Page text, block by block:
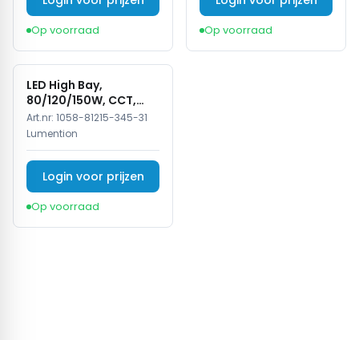
commerciële ruimtes met deLUMENTION 60° PC
LensvoorLED High Bay
lampen, en geniet van
efficiëntere, gerichte verlichting wanneer dat het
belangrijkst is.
Op voorraad Op voorraad
LED High Bay,
80/120/150W, CCT,
Dimbaar, IP65, Zwart
Art.nr: 1058-81215-345-31
Lumention
Login voor prijzen
Op voorraad